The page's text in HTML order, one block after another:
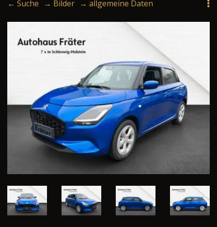
← Suche → Bilder → allgemeine Daten